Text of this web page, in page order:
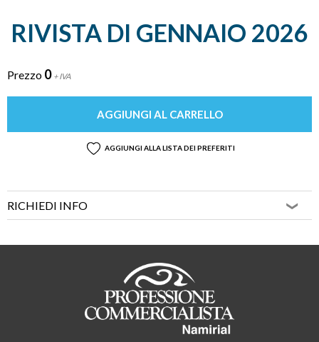
RIVISTA DI GENNAIO 2026
Prezzo 0 + IVA
AGGIUNGI AL CARRELLO
AGGIUNGI ALLA LISTA DEI PREFERITI
RICHIEDI INFO